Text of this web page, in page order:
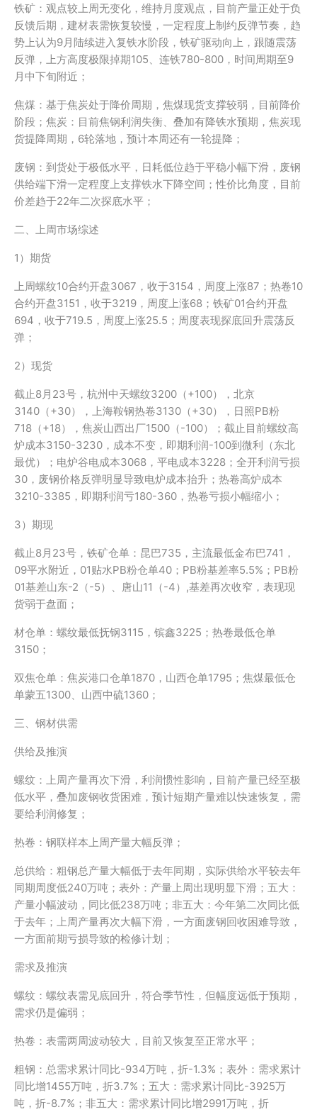
铁矿：观点较上周无变化，维持月度观点，目前产量正处于负
反馈后期，建材表需恢复较慢，一定程度上制约反弹节奏，趋
势上认为9月陆续进入复铁水阶段，铁矿驱动向上，跟随震荡
反弹，上方高度极限掉期105、连铁780-800，时间周期至9
月中下旬附近；
焦煤：基于焦炭处于降价周期，焦煤现货支撑较弱，目前降价
阶段；焦炭：目前焦钢利润失衡、叠加有降铁水预期，焦炭现
货提降周期，6轮落地，预计本周还有一轮提降；
废钢：到货处于极低水平，日耗低位趋于平稳小幅下滑，废钢
供给端下滑一定程度上支撑铁水下降空间；性价比角度，目前
价差趋于22年二次探底水平；
二、上周市场综述
1）期货
上周螺纹10合约开盘3067，收于3154，周度上涨87；热卷10
合约开盘3151，收于3219，周度上涨68；铁矿01合约开盘
694，收于719.5，周度上涨25.5；周度表现探底回升震荡反
弹；
2）现货
截止8月23号，杭州中天螺纹3200（+100），北京
3140（+30），上海鞍钢热卷3130（+30），日照PB粉
718（+18），焦炭山西出厂1500（-100）；截止目前螺纹高
炉成本3150-3230，成本不变，即期利润-100到微利（东北
最优）；电炉谷电成本3068，平电成本3228；全开利润亏损
30，废钢价格反弹明显导致电炉成本抬升；热卷高炉成本
3210-3385，即期利润亏180-360，热卷亏损小幅缩小；
3）期现
截止8月23号，铁矿仓单：昆巴735，主流最低金布巴741，
09平水附近，01贴水PB粉仓单40；PB粉基差率5.5%；PB粉
01基差山东-2（-5）、唐山11（-4）,基差再次收窄，表现现
货弱于盘面；
材仓单：螺纹最低抚钢3115，镔鑫3225；热卷最低仓单
3150；
双焦仓单：焦炭港口仓单1870，山西仓单1795；焦煤最低仓
单蒙五1300、山西中硫1360；
三、钢材供需
供给及推演
螺纹：上周产量再次下滑，利润惯性影响，目前产量已经至极
低水平，叠加废钢收货困难，预计短期产量难以快速恢复，需
要给利润修复；
热卷：钢联样本上周产量大幅反弹；
总供给：粗钢总产量大幅低于去年同期，实际供给水平较去年
同期周度低240万吨；表外：产量上周出现明显下滑；五大：
产量小幅波动，同比低238万吨；非五大：今年第二次同比低
于去年；上周产量再次大幅下滑，一方面废钢回收困难导致，
一方面前期亏损导致的检修计划；
需求及推演
螺纹：螺纹表需见底回升，符合季节性，但幅度远低于预期，
需求仍是偏弱；
热卷：表需两周波动较大，目前又恢复至正常水平；
粗钢：总需求累计同比-934万吨，折-1.3%；表外：需求累计
同比增1455万吨，折3.7%；五大：需求累计同比-3925万
吨，折-8.7%；非五大：需求累计同比增2991万吨，折